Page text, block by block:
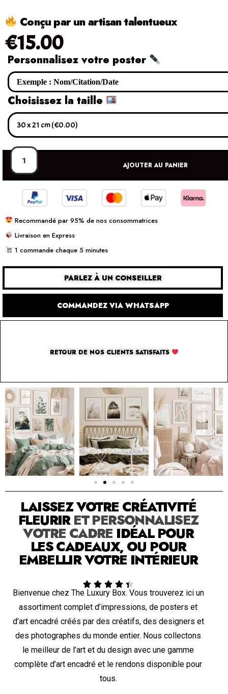
Conçu par un artisan talentueux
€15.00
Personnalisez votre poster
Choisissez la taille
AJOUTER AU PANIER
Recommandé par 95% de nos consommatrices
Livraison en Express
1 commande chaque 5 minutes
PARLEZ À UN CONSEILLER
COMMANDEZ VIA WHATSAPP
RETOUR DE NOS CLIENTS SATISFAITS
SOLUTION PAR THE LUXURY BOX & CO
LAISSEZ VOTRE CRÉATIVITÉ
FLEURIRET PERSONNALISEZ
VOTRE CADRE IDÉAL POUR
LES CADEAUX, OU POUR
EMBELLIR VOTRE INTÉRIEUR
    
Bienvenue chez The Luxury Box. Vous trouverez ici un
assortiment complet d’impressions, de posters et
d’art encadré créés par des créatifs, des designers et
des photographes du monde entier. Nous collectons
le meilleur de l’art et du design avec une gamme
complète d’art encadré et le rendons disponible pour
tous.